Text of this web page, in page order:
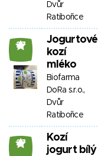
Dvůr
Ratibořice
27
Jogurtové
kozí
mléko
Biofarma
DoRa s.r.o.,
Dvůr
Ratibořice
27
Kozí
jogurt bílý